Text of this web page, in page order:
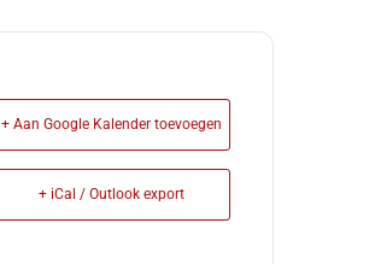
+ Aan Google Kalender toevoegen
+ iCal / Outlook export